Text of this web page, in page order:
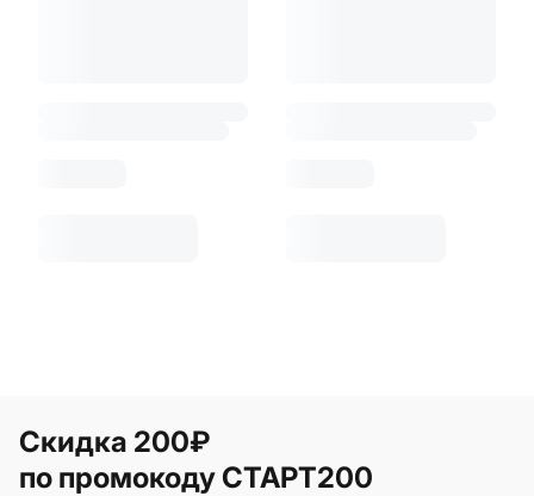
Скидка 200₽
по промокоду СТАРТ200